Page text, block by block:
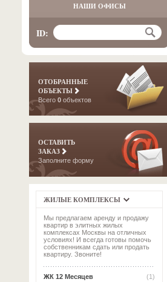
НАШИ ОФИСЫ
ID:
ОТОБРАННЫЕ
ОБЪЕКТЫ
Всего 0 объектов
ОСТАВИТЬ
ЗАКАЗ
Заполните форму
ЖИЛЫЕ КОМПЛЕКСЫ
Мы предлагаем аренду и продажу
квартир в элитных жилых
комплексах Москвы на отличных
условиях! И всегда готовы помочь
собственникам сдать или продать
квартиру. Звоните!
(1)
ЖК 12 Месяцев